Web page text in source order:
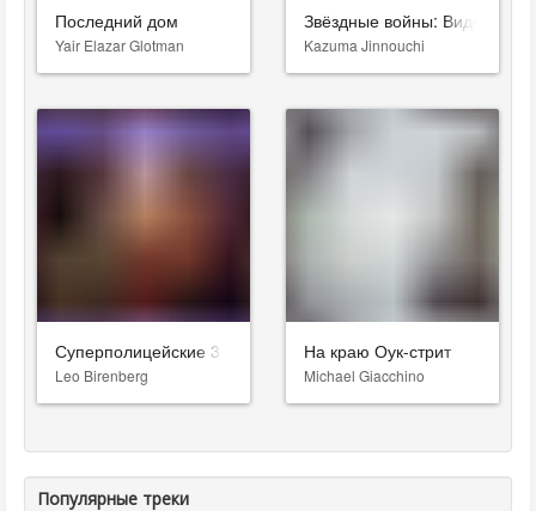
Последний дом
Yair Elazar Glotman
Звёздные войны: Видения.
Kazuma Jinnouchi
Суперполицейские 3
Leo Birenberg
На краю Оук-стрит
Michael Giacchino
Популярные треки